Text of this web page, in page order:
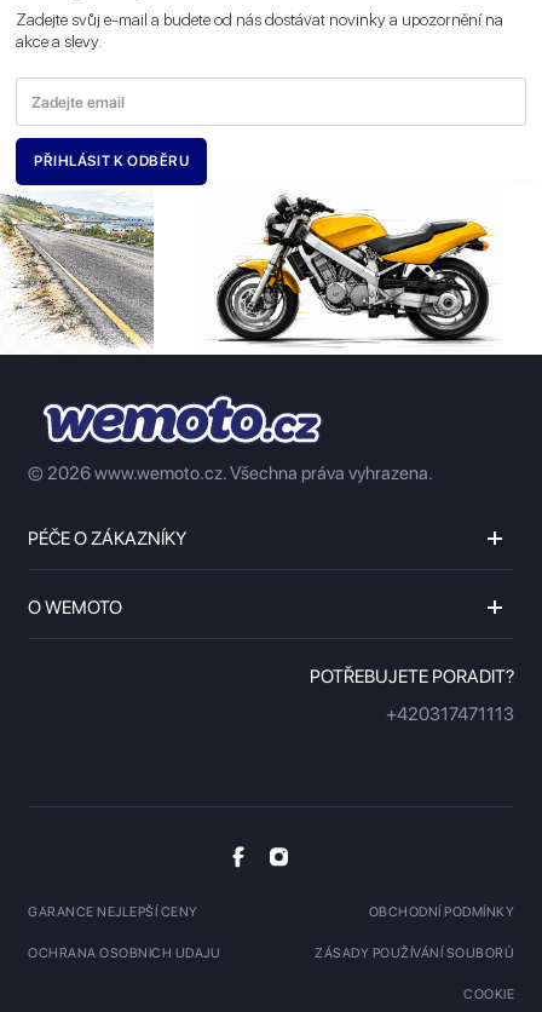
Zadejte svůj e-mail a budete od nás dostávat novinky a upozornění na
akce a slevy.
© 2026 www.wemoto.cz.Všechna práva vyhrazena.
PÉČE O ZÁKAZNÍKY
O WEMOTO
POTŘEBUJETE PORADIT?
+420317471113
GARANCE NEJLEPŠÍ CENY OBCHODNÍ PODMÍNKY
OCHRANA OSOBNICH UDAJU ZÁSADY POUŽÍVÁNÍ SOUBORŮ
COOKIE